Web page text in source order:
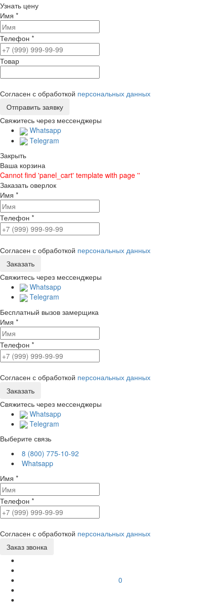
Узнать цену
Имя *
Телефон *
Товар
Согласен с обработкой персональных данных
Свяжитесь через мессенджеры
Whatsapp
Telegram
Закрыть
Ваша корзина
Cannot find 'panel_cart' template with page ''
Заказать оверлок
Имя *
Телефон *
Согласен с обработкой персональных данных
Свяжитесь через мессенджеры
Whatsapp
Telegram
Бесплатный вызов замерщика
Имя *
Телефон *
Согласен с обработкой персональных данных
Свяжитесь через мессенджеры
Whatsapp
Telegram
Выберите связь
8 (800) 775-10-92
Whatsapp
Имя *
Телефон *
Согласен с обработкой персональных данных
0